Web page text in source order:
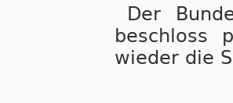
Der
beschloss
wieder die